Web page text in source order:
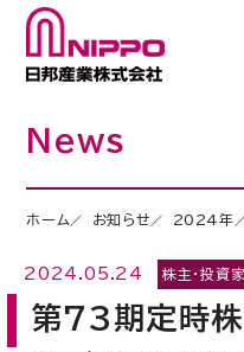
News
ホーム お知らせ 2024年
2024.05.24 株主・投資
第73期定時